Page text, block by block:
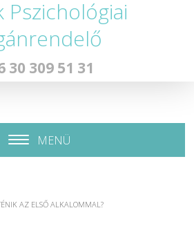
Pszichológiai
30 309 51 31
MENÜ
AZ ELSŐ ALKALOMMAL?